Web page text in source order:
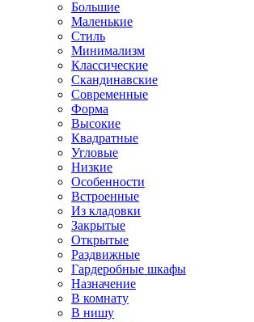
Большие
Маленькие
Стиль
Минимализм
Классические
Скандинавские
Современные
Форма
Высокие
Квадратные
Угловые
Низкие
Особенности
Встроенные
Из кладовки
Закрытые
Открытые
Раздвижные
Гардеробные шкафы
Назначение
В комнату
В нишу